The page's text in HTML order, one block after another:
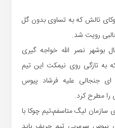
تالش که به تساوی بدون گل
رویت شد.
بوشهر نصر الله خواجه گیری
به تازگی روی نیمکت این تیم
جنجالی علیه فرشاد پیوس
را مطرح کرد.
لیگ متاسفم،تیم چوکا با